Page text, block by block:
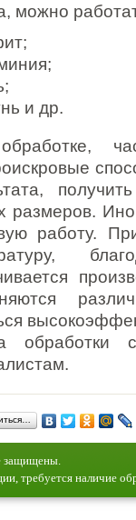
можно
и др.
размеров.
работу.
обработки
защищены.
требуется наличие